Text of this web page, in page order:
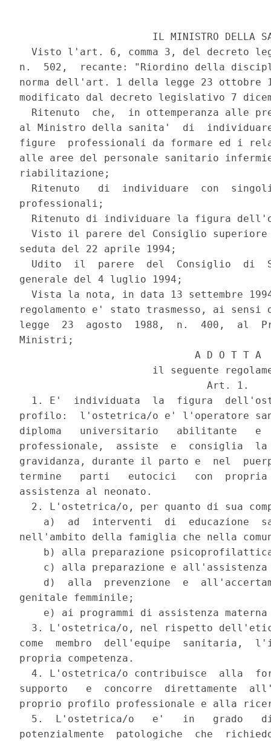
IL MINISTRO DELLA
Visto l'art. 6, comma 3, del decreto
n.  502,  recante: "Riordino della
norma dell'art. 1 della legge 23
modificato dal decreto legislativo 7
Ritenuto  che,  in ottemperanza alle
al Ministro della sanita'  di
figure  professionali da formare ed i
alle aree del personale sanitario
riabilitazione;
Ritenuto   di  individuare  con
professionali;
Ritenuto di individuare la figura
Visto il parere del Consiglio
seduta del 22 aprile 1994;
Udito  il  parere  del  Consiglio  di
generale del 4 luglio 1994;
Vista la nota, in data 13 settembre
regolamento e' stato trasmesso, ai
legge  23  agosto  1988,  n.  400,  al
Ministri;
                             A D O T T A
il seguente
                               Art. 1.
1. E'  individuata  la  figura
profilo:  l'ostetrica/o e' l'operatore
diploma   universitario   abilitante
professionale,  assiste  e  consiglia  la
gravidanza, durante il parto e  nel
termine   parti   eutocici   con
assistenza al neonato.
2. L'ostetrica/o, per quanto di sua
a)  ad  interventi  di  educazione
nell'ambito della famiglia che nella
b) alla preparazione
c) alla preparazione e
d)  alla  prevenzione  e
genitale femminile;
e) ai programmi di assistenza
3. L'ostetrica/o, nel rispetto
come  membro  dell'equipe  sanitaria,
propria competenza.
4. L'ostetrica/o contribuisce  alla
supporto   e  concorre  direttamente
proprio profilo professionale e alla
5.  L'ostetrica/o   e'   in   grado
potenzialmente  patologiche  che